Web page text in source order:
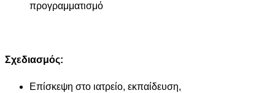
προγραμματισμό
Σχεδιασμός:
Επίσκεψη στο ιατρείο, εκπαίδευση,